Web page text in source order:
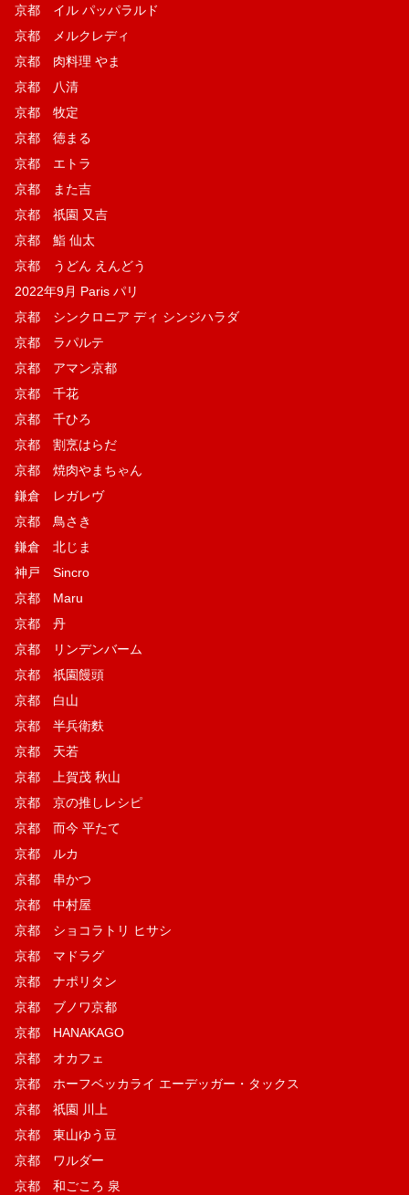
京都 イル パッパラルド
京都 メルクレディ
京都 肉料理 やま
京都 八清
京都 牧定
京都 徳まる
京都 エトラ
京都 また吉
京都 祇園 又吉
京都 鮨 仙太
京都 うどん えんどう
2022年9月 Paris パリ
京都 シンクロニア ディ シンジハラダ
京都 ラパルテ
京都 アマン京都
京都 千花
京都 千ひろ
京都 割烹はらだ
京都 焼肉やまちゃん
鎌倉 レガレヴ
京都 鳥さき
鎌倉 北じま
神戸 Sincro
京都 Maru
京都 丹
京都 リンデンバーム
京都 祇園饅頭
京都 白山
京都 半兵衛麩
京都 天若
京都 上賀茂 秋山
京都 京の推しレシピ
京都 而今 平たて
京都 ルカ
京都 串かつ
京都 中村屋
京都 ショコラトリ ヒサシ
京都 マドラグ
京都 ナポリタン
京都 ブノワ京都
京都 HANAKAGO
京都 オカフェ
京都 ホーフベッカライ エーデッガー・タックス
京都 祇園 川上
京都 東山ゆう豆
京都 ワルダー
京都 和ごころ 泉